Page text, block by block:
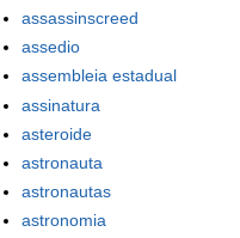
assassinscreed
assedio
assembleia estadual
assinatura
asteroide
astronauta
astronautas
astronomia